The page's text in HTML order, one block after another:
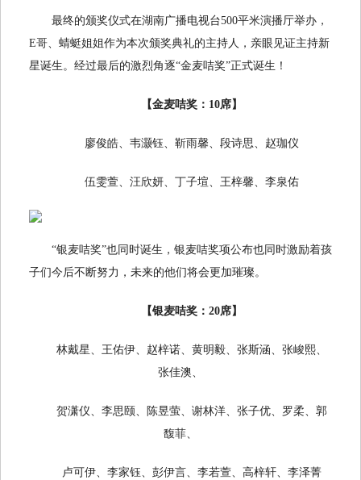
最终的颁奖仪式在湖南广播电视台500平米演播厅举办，
E哥、蜻蜓姐姐作为本次颁奖典礼的主持人，亲眼见证主持新
星诞生。经过最后的激烈角逐“金麦咭奖”正式诞生！
【金麦咭奖：10席】
廖俊皓、韦灏钰、靳雨馨、段诗思、赵珈仪
伍雯萱、汪欣妍、丁子塇、王梓馨、李泉佑
“银麦咭奖”也同时诞生，银麦咭奖项公布也同时激励着孩
子们今后不断努力，未来的他们将会更加璀璨。
【银麦咭奖：20席】
林戴星、王佑伊、赵梓诺、黄明毅、张斯涵、张峻熙、
张佳澳、
贺潇仪、李思颐、陈昱萤、谢林洋、张子优、罗柔、郭
馥菲、
卢可伊、李家钰、彭伊言、李若萱、高梓轩、李泽菁